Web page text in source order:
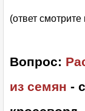
(ответ
Вопрос:
из семян -